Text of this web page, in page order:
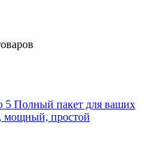
5 Полный пакет для ваших
простой